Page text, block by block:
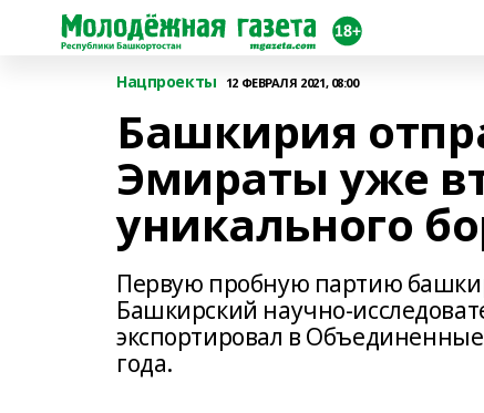
Нацпроекты 12 ФЕВРАЛЯ 2021, 08:00
Башкирия
Эмираты уже
уникального
Первую пробную партию
Башкирский научно-
экспортировал в
года.